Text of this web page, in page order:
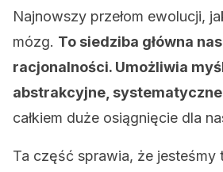
Najnowszy przełom ewolucji,
mózg. To siedziba główna
racjonalności. Umożliwia
abstrakcyjne,
całkiem duże osiągnięcie dla
Ta część sprawia, że jesteśmy